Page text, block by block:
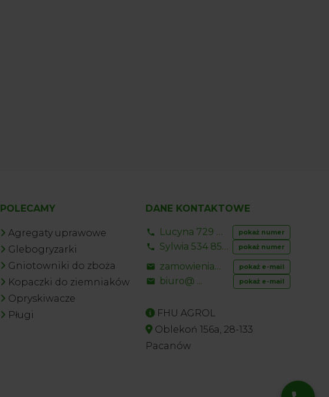
POLECAMY
Agregaty uprawowe
Glebogryzarki
Gniotowniki do zboża
Kopaczki do ziemniaków
Opryskiwacze
Pługi
DANE KONTAKTOWE
Lucyna 729 856 ... pokaż numer
Sylwia 534 853 ... pokaż numer
zamowienia@ ... pokaż e-mail
biuro@ ... pokaż e-mail
FHU AGROL
Oblekoń 156a, 28-133
Pacanów